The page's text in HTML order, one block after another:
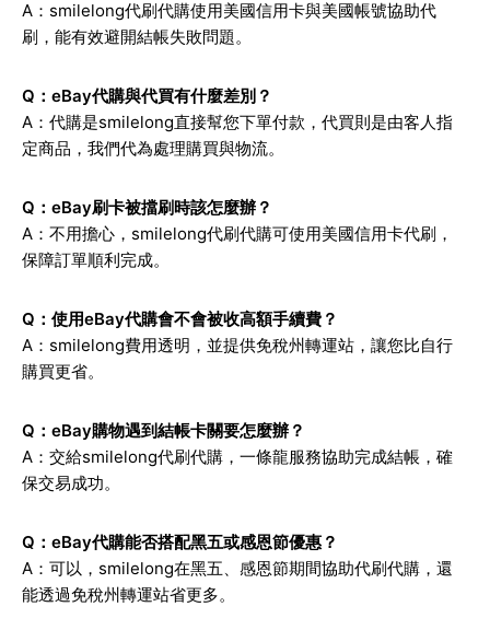
A：smilelong代刷代購使用美國信用卡與美國帳號協助代
刷，能有效避開結帳失敗問題。
Q：eBay代購與代買有什麼差別？
A：代購是smilelong直接幫您下單付款，代買則是由客人指
定商品，我們代為處理購買與物流。
Q：eBay刷卡被擋刷時該怎麼辦？
A：不用擔心，smilelong代刷代購可使用美國信用卡代刷，
保障訂單順利完成。
Q：使用eBay代購會不會被收高額手續費？
A：smilelong費用透明，並提供免稅州轉運站，讓您比自行
購買更省。
Q：eBay購物遇到結帳卡關要怎麼辦？
A：交給smilelong代刷代購，一條龍服務協助完成結帳，確
保交易成功。
Q：eBay代購能否搭配黑五或感恩節優惠？
A：可以，smilelong在黑五、感恩節期間協助代刷代購，還
能透過免稅州轉運站省更多。